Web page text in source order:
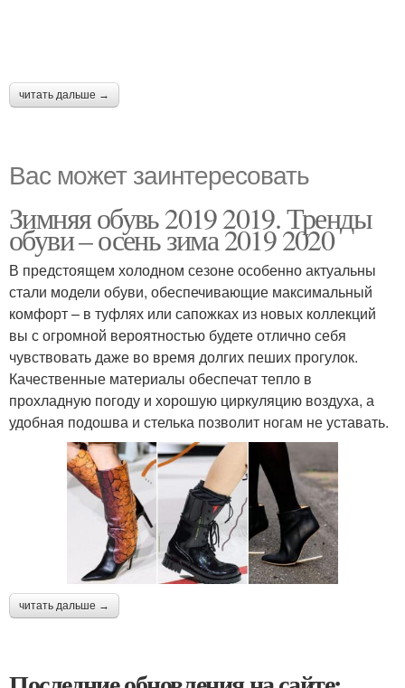
читать дальше →
Вас может заинтересовать
Зимняя обувь 2019 2019. Тренды
обуви – осень зима 2019 2020
В предстоящем холодном сезоне особенно актуальны
стали модели обуви, обеспечивающие максимальный
комфорт – в туфлях или сапожках из новых коллекций
вы с огромной вероятностью будете отлично себя
чувствовать даже во время долгих пеших прогулок.
Качественные материалы обеспечат тепло в
прохладную погоду и хорошую циркуляцию воздуха, а
удобная подошва и стелька позволит ногам не уставать.
читать дальше →